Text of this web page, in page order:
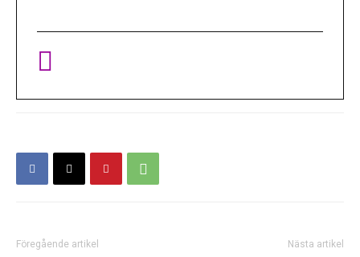
Föregående artikel Nästa artikel